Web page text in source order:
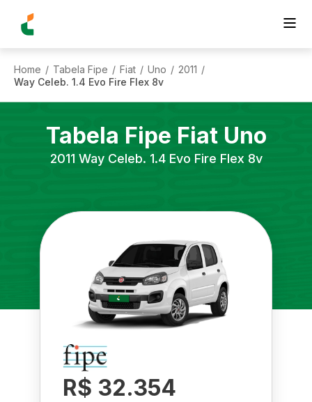
Home / Tabela Fipe / Fiat / Uno / 2011 /
Way Celeb. 1.4 Evo Fire Flex 8v
Tabela Fipe Fiat Uno
2011 Way Celeb. 1.4 Evo Fire Flex 8v
R$ 32.354